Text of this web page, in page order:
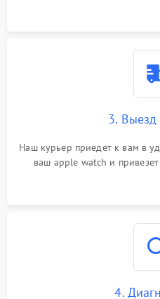
3. Выезд
Наш курьер приедет к вам в
ваш apple watch и
4.